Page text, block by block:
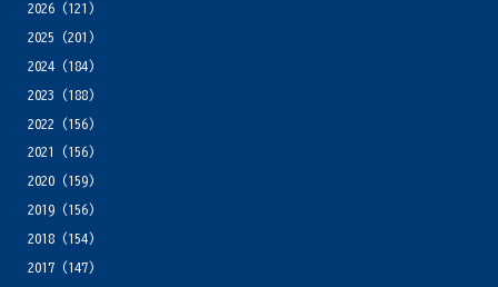
2026(121)
2025 (201)
2024(184)
2023 (188)
2022 (156)
2021
(156)
2020(159)
2019(156)
2018(154)
2017(147)